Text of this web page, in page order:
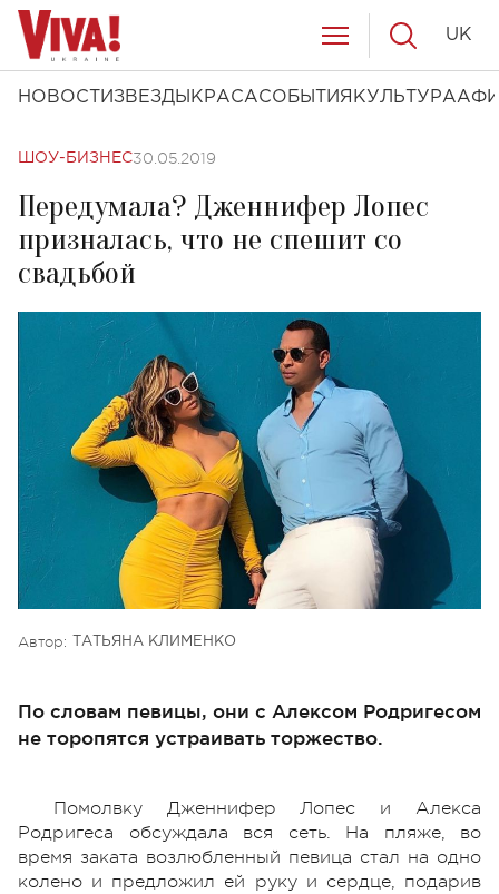
НОВОСТИ ЗВЕЗДЫ КРАСАСОБЫТИЯ КУЛЬТУРА
UK
ШОУ-БИЗНЕС30.05.2019
Передумала? Дженнифер Лопес
призналась, что не спешит со
свадьбой
Автор: ТАТЬЯНА КЛИМЕНКО
По словам певицы, они с Алексом Родригесом
не торопятся устраивать торжество.
Помолвку Дженнифер Лопес и Алекса
Родригеса обсуждала вся сеть. На пляже, во
время заката возлюбленный певица стал на одно
колено и предложил ей руку и сердце, подарив